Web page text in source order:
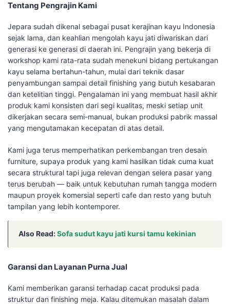
Tentang Pengrajin Kami
Jepara sudah dikenal sebagai pusat kerajinan kayu Indonesia
sejak lama, dan keahlian mengolah kayu jati diwariskan dari
generasi ke generasi di daerah ini. Pengrajin yang bekerja di
workshop kami rata-rata sudah menekuni bidang pertukangan
kayu selama bertahun-tahun, mulai dari teknik dasar
penyambungan sampai detail finishing yang butuh kesabaran
dan ketelitian tinggi. Pengalaman ini yang membuat hasil akhir
produk kami konsisten dari segi kualitas, meski setiap unit
dikerjakan secara semi-manual, bukan produksi pabrik massal
yang mengutamakan kecepatan di atas detail.
Kami juga terus memperhatikan perkembangan tren desain
furniture, supaya produk yang kami hasilkan tidak cuma kuat
secara struktural tapi juga relevan dengan selera pasar yang
terus berubah — baik untuk kebutuhan rumah tangga modern
maupun proyek komersial seperti cafe dan resto yang butuh
tampilan yang lebih kontemporer.
Also Read:Sofa sudut kayu jati kursi tamu kekinian
Garansi dan Layanan Purna Jual
Kami memberikan garansi terhadap cacat produksi pada
struktur dan finishing meja. Kalau ditemukan masalah dalam